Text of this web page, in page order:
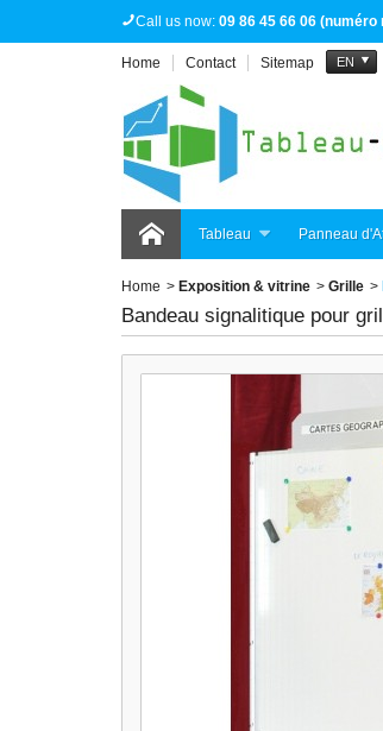
Call us now: 09 86 45 66 06
Home Contact Sitemap EN
Tableau Panneau
Home > Exposition & vitrine > Grille >
Bandeau signalitique pour